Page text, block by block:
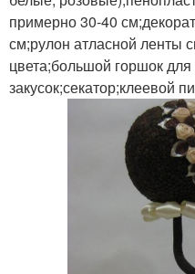
примерно 30-40
см;рулон атласной ленты
цвета;большой горшок
закусок;секатор;клеевой